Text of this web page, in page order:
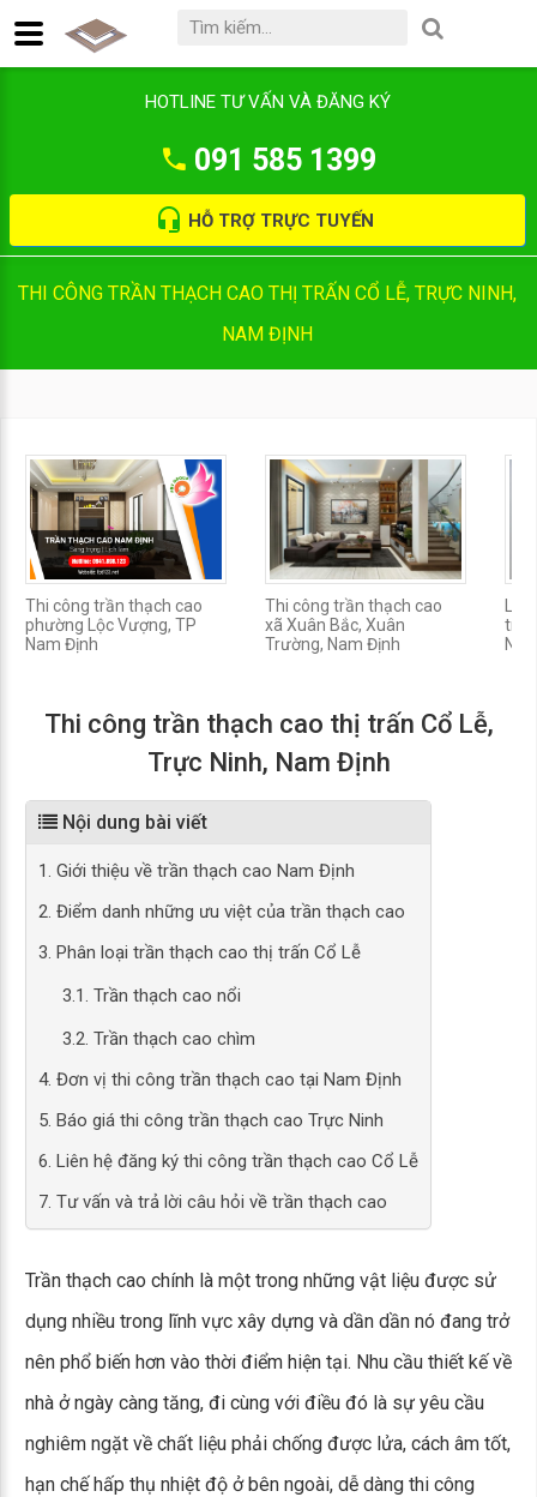
HOTLINE TƯ VẤN VÀ ĐĂNG KÝ
091 585 1399
HỖ TRỢ TRỰC TUYẾN
THI CÔNG TRẦN THẠCH CAO THỊ TRẤN CỔ LỄ, TRỰC NINH,
NAM ĐỊNH
Thi công trần thạch cao
phường Lộc Vượng, TP
Nam Định
Thi công trần thạch cao
xã Xuân Bắc, Xuân
Trường, Nam Định
trấn
Thi công trần thạch cao thị trấn Cổ Lễ,
Trực Ninh, Nam Định
Nội dung bài viết
1. Giới thiệu về trần thạch cao Nam Định
2. Điểm danh những ưu việt của trần thạch cao
3. Phân loại trần thạch cao thị trấn Cổ Lễ
3.1. Trần thạch cao nổi
3.2. Trần thạch cao chìm
4. Đơn vị thi công trần thạch cao tại Nam Định
5. Báo giá thi công trần thạch cao Trực Ninh
6. Liên hệ đăng ký thi công trần thạch cao Cổ Lễ
7. Tư vấn và trả lời câu hỏi về trần thạch cao
Trần thạch cao chính là một trong những vật liệu được sử
dụng nhiều trong lĩnh vực xây dựng và dần dần nó đang trở
nên phổ biến hơn vào thời điểm hiện tại. Nhu cầu thiết kế về
nhà ở ngày càng tăng, đi cùng với điều đó là sự yêu cầu
nghiêm ngặt về chất liệu phải chống được lửa, cách âm tốt,
hạn chế hấp thụ nhiệt độ ở bên ngoài, dễ dàng thi công